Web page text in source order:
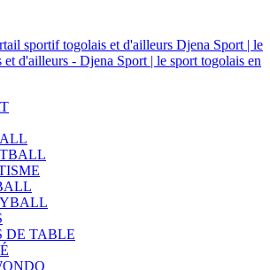
Djena Sport | le
d'ailleurs - Djena Sport | le sport togolais en
DE TABLE